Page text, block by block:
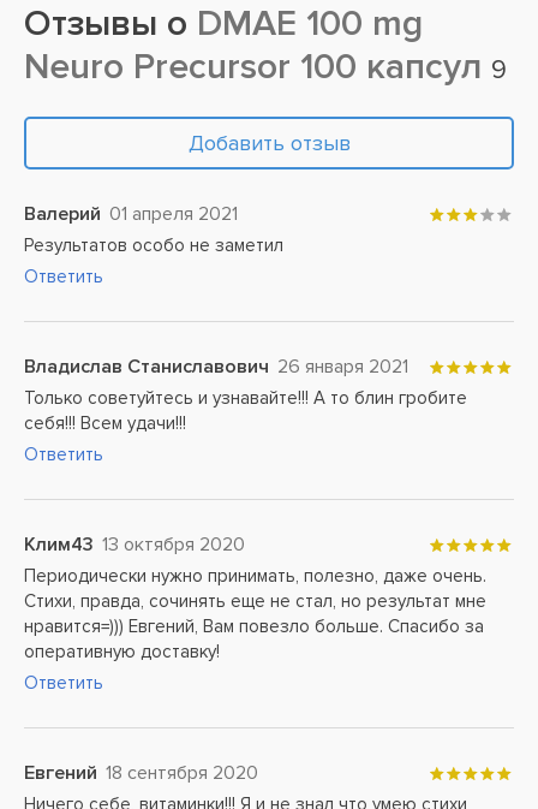
Отзывы о DMAE 100 mg
Neuro Precursor 100 капсул 9
Добавить отзыв
Валерий 01 апреля 2021
Результатов особо не заметил
Ответить
Владислав Станиславович 26 января 2021
Только советуйтесь и узнавайте!!! А то блин гробите
себя!!! Всем удачи!!!
Ответить
Клим43 13 октября 2020
Периодически нужно принимать, полезно, даже очень.
Стихи, правда, сочинять еще не стал, но результат мне
нравится=))) Евгений, Вам повезло больше. Спасибо за
оперативную доставку!
Ответить
Евгений 18 сентября 2020
Ничего себе, витаминки!!! Я и не знал что умею стихи